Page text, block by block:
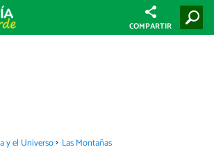
COMPARTIR
y el Universo Las Montañas